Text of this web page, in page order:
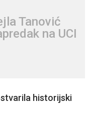
Tanović
na UCI
historijski